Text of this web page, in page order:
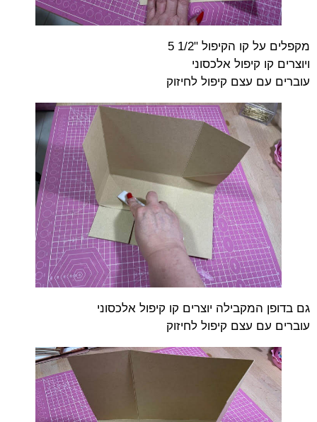
מקפלים על קו הקיפול "1/2 5
ויוצרים קו קיפול אלכסוני
עוברים עם עצם קיפול לחיזוק
גם בדופן המקבילה יוצרים קו קיפול אלכסוני
עוברים עם עצם קיפול לחיזוק